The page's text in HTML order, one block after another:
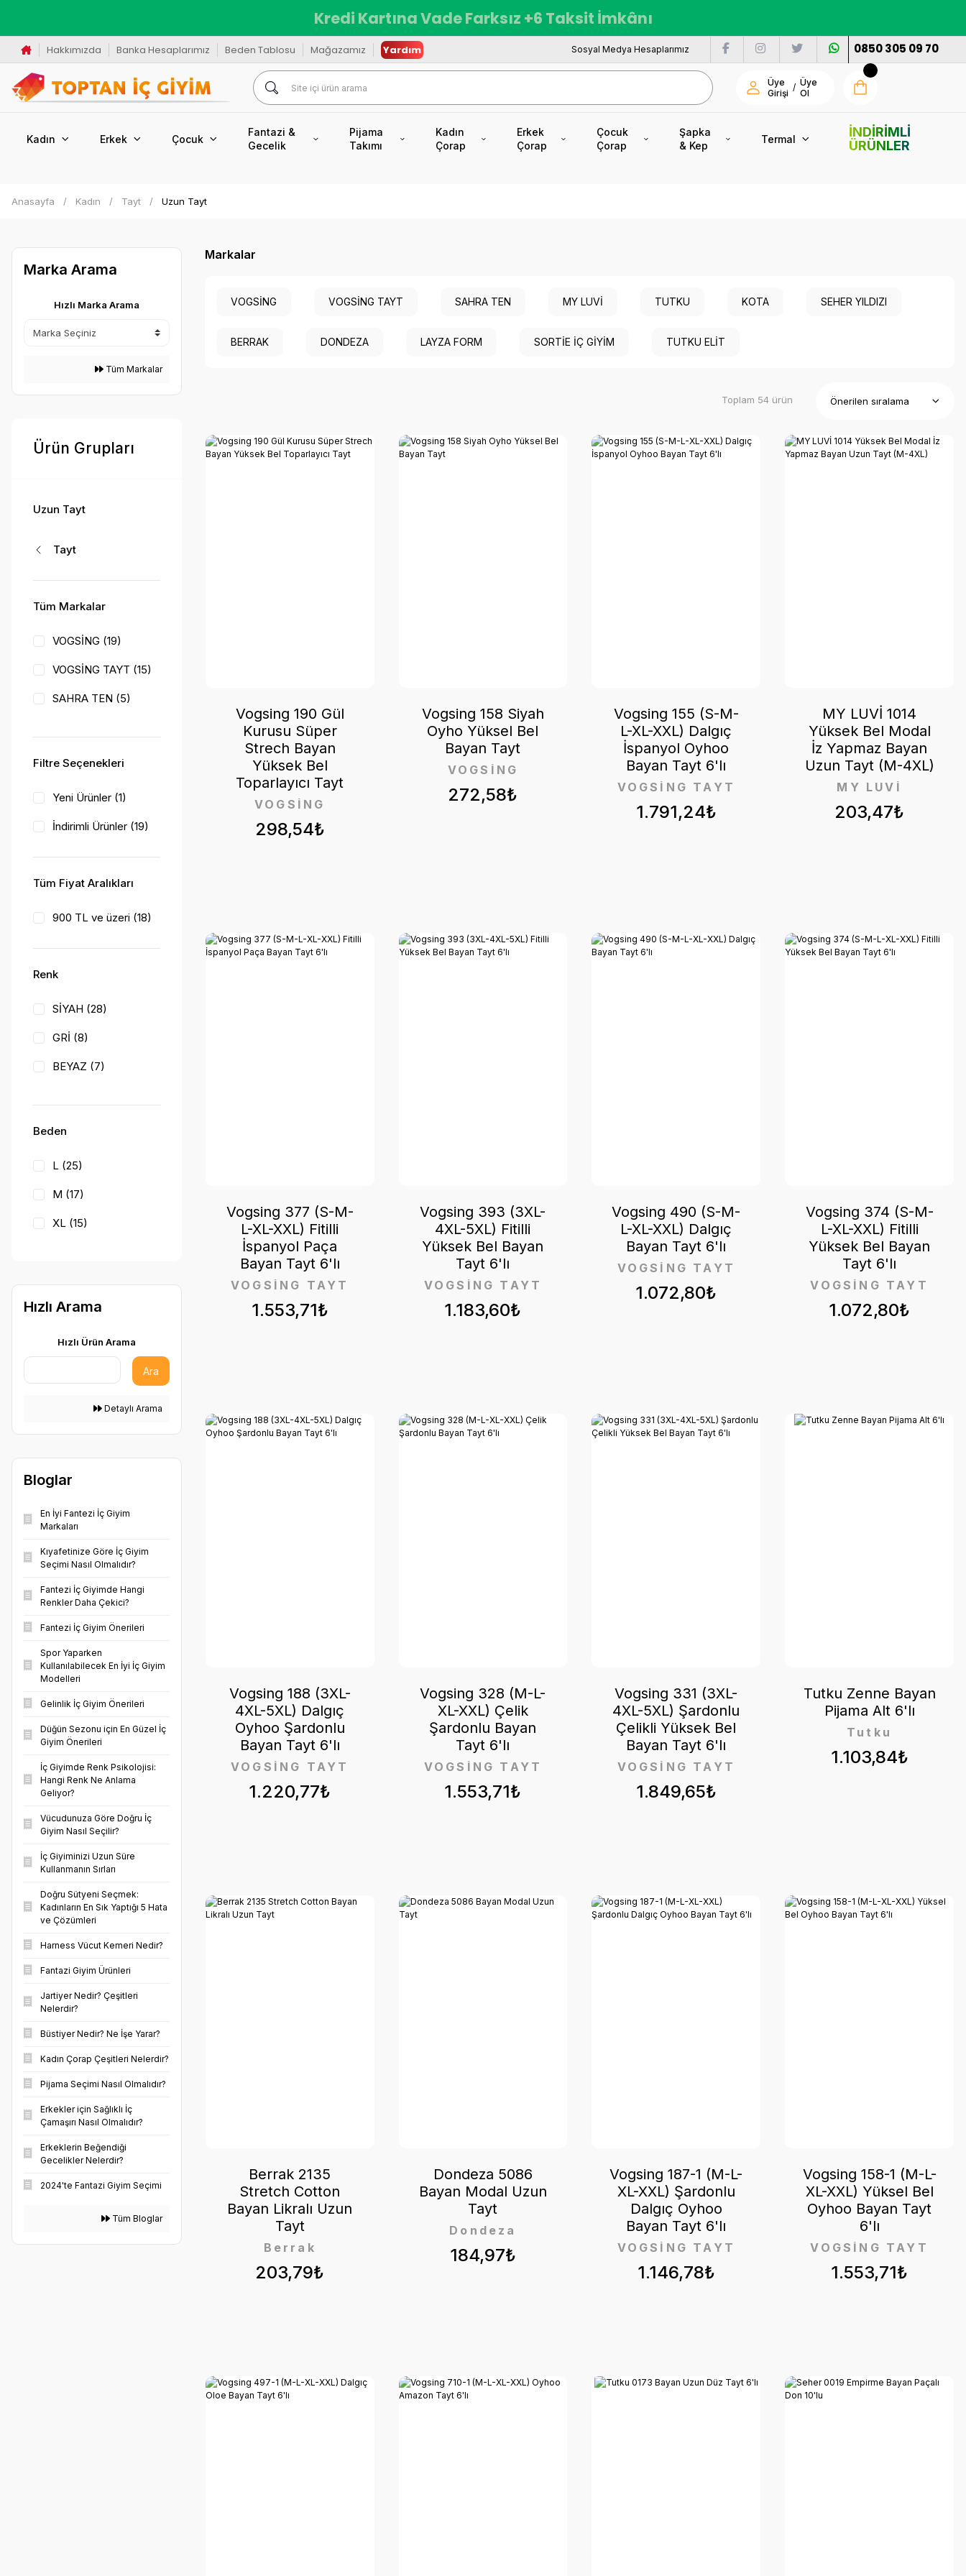
Kredi Kartına Vade Farksız +6 Taksit İmkânı
Hakkımızda Banka Hesaplarımız Beden Tablosu Mağazamız Yardım Sosyal Medya Hesaplarımız 0850 305 09 70
Üye
Girişi
/ Üye
Ol
Kadın Erkek Çocuk
Fantazi &
Gecelik
Pijama
Takımı
Kadın
Çorap
Erkek
Çorap
Çocuk
Çorap
Şapka
& Kep
Termal
İNDİRİMLİ
ÜRÜNLER
Anasayfa Kadın Tayt Uzun Tayt
Marka Arama
Hızlı Marka Arama
Tüm Markalar
Ürün Grupları
Uzun Tayt
Tayt
Tüm Markalar
VOGSİNG (19)
VOGSİNG TAYT (15)
SAHRA TEN (5)
Tutku (3)
(1)
Tutku Elit (1)
Filtre Seçenekleri
Yeni Ürünler (1)
İndirimli Ürünler (19)
Tüm Fiyat Aralıkları
900 TL ve üzeri (18)
Renk
SİYAH (28)
GRİ (8)
BEYAZ (7)
FÜME (6)
CAMEL (1)
GÜL KURUSU (1)
İNDİGO (1)
MAVİ (1)
MİNT (1)
Beden
L (25)
M (17)
XL (15)
SERİ-6-LI (10)
4XL (5)
3XL4XL5XL (2)
4/L (2)
5XL (2)
3/M (1)
3XL-4XL (1)
6 (1)
8/4XL (1)
L-XL (1)
Hızlı Arama
Hızlı Ürün Arama
Ara
Detaylı Arama
Bloglar
En İyi Fantezi İç Giyim
Markaları
Kıyafetinize Göre İç Giyim
Seçimi Nasıl Olmalıdır?
Fantezi İç Giyimde Hangi
Renkler Daha Çekici?
Fantezi İç Giyim Önerileri
Spor Yaparken
Kullanılabilecek En İyi İç Giyim
Modelleri
Gelinlik İç Giyim Önerileri
Düğün Sezonu için En Güzel İç
Giyim Önerileri
İç Giyimde Renk Psikolojisi:
Hangi Renk Ne Anlama
Geliyor?
Vücudunuza Göre Doğru İç
Giyim Nasıl Seçilir?
İç Giyiminizi Uzun Süre
Kullanmanın Sırları
Doğru Sütyeni Seçmek:
Kadınların En Sık Yaptığı 5 Hata
ve Çözümleri
Harness Vücut Kemeri Nedir?
Fantazi Giyim Ürünleri
Jartiyer Nedir? Çeşitleri
Nelerdir?
Büstiyer Nedir? Ne İşe Yarar?
Kadın Çorap Çeşitleri Nelerdir?
Pijama Seçimi Nasıl Olmalıdır?
Erkekler için Sağlıklı İç
Çamaşırı Nasıl Olmalıdır?
Erkeklerin Beğendiği
Gecelikler Nelerdir?
2024'te Fantazi Giyim Seçimi
Tüm Bloglar
Markalar
VOGSİNG VOGSİNG TAYT SAHRA TEN MY LUVİ TUTKU KOTA SEHER YILDIZI
BERRAK DONDEZA LAYZA FORM SORTİE İÇ GİYİM TUTKU ELIT
Toplam 54 ürün
298,54₺
VOGSİNG
Vogsing 190 Gül
Kurusu Süper
Strech Bayan
Yüksek Bel
Toparlayıcı Tayt
272,58₺
VOGSİNG
Vogsing 158 Siyah
Oyho Yüksel Bel
Bayan Tayt
1.791,24₺
VOGSİNG TAYT
Vogsing 155 (S-M-
L-XL-XXL) Dalgıç
İspanyol Oyhoo
Bayan Tayt 6'lı
203,47₺
MY LUVİ
MY LUVİ 1014
Yüksek Bel Modal
İz Yapmaz Bayan
Uzun Tayt (M-4XL)
1.553,71₺
VOGSİNG TAYT
Vogsing 377 (S-M-
L-XL-XXL) Fitilli
İspanyol Paça
Bayan Tayt 6'lı
1.183,60₺
VOGSİNG TAYT
Vogsing 393 (3XL-
4XL-5XL) Fitilli
Yüksek Bel Bayan
Tayt 6'lı
1.072,80₺
VOGSİNG TAYT
Vogsing 490 (S-M-
L-XL-XXL) Dalgıç
Bayan Tayt 6'lı
1.072,80₺
VOGSİNG TAYT
Vogsing 374 (S-M-
L-XL-XXL) Fitilli
Yüksek Bel Bayan
Tayt 6'lı
1.220,77₺
VOGSİNG TAYT
Vogsing 188 (3XL-
4XL-5XL) Dalgıç
Oyhoo Şardonlu
Bayan Tayt 6'lı
1.553,71₺
VOGSİNG TAYT
Vogsing 328 (M-L-
XL-XXL) Çelik
Şardonlu Bayan
Tayt 6'lı
1.849,65₺
VOGSİNG TAYT
Vogsing 331 (3XL-
4XL-5XL) Şardonlu
Çelikli Yüksek Bel
Bayan Tayt 6'lı
1.103,84₺
Tutku
Tutku Zenne Bayan
Pijama Alt 6'lı
203,79₺
Berrak
Berrak 2135
Stretch Cotton
Bayan Likralı Uzun
Tayt
184,97₺
Dondeza
Dondeza 5086
Bayan Modal Uzun
Tayt
1.146,78₺
VOGSİNG TAYT
Vogsing 187-1 (M-L-
XL-XXL) Şardonlu
Dalgıç Oyhoo
Bayan Tayt 6'lı
1.553,71₺
VOGSİNG TAYT
Vogsing 158-1 (M-L-
XL-XXL) Yüksel Bel
Oyhoo Bayan Tayt
6'lı